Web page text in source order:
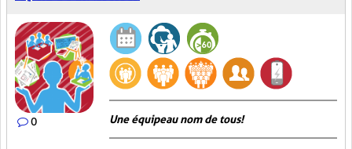
0 Une équipe au nom de tous!